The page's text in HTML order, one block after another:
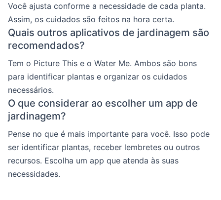
Você ajusta conforme a necessidade de cada planta.
Assim, os cuidados são feitos na hora certa.
Quais outros aplicativos de jardinagem são
recomendados?
Tem o Picture This e o Water Me. Ambos são bons
para identificar plantas e organizar os cuidados
necessários.
O que considerar ao escolher um app de
jardinagem?
Pense no que é mais importante para você. Isso pode
ser identificar plantas, receber lembretes ou outros
recursos. Escolha um app que atenda às suas
necessidades.